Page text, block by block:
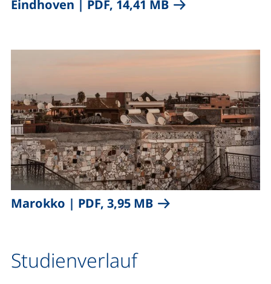
Eindhoven PDF, 14,41 MB(öffnet neues
Marokko | PDF, 3,95 MB(öffnet neues
Studienverlauf